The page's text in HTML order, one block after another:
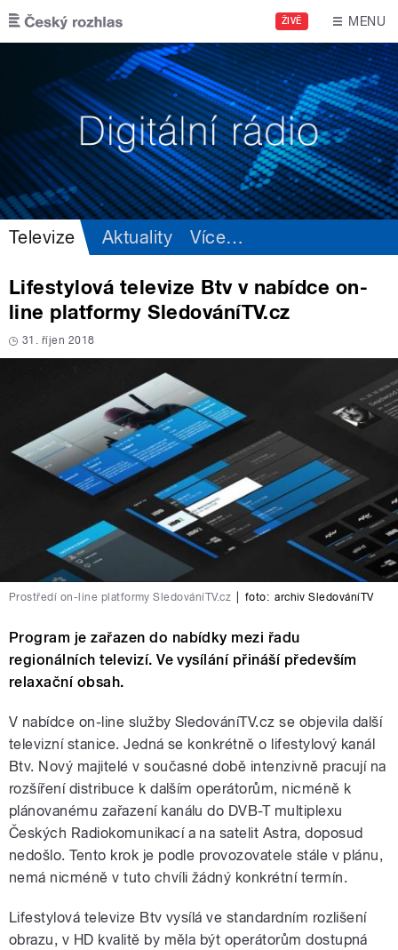
Přejít k hlavnímu obsahu
ŽIVĚ MENU
Televize Aktuality Více…
Lifestylová televize Btv v nabídce on-
line platformy SledováníTV.cz
31. říjen 2018
Prostředí on-line platformy SledováníTV.cz foto: archiv SledováníTV
Program je zařazen do nabídky mezi řadu
regionálních televizí. Ve vysílání přináší především
relaxační obsah.
V nabídce on-line služby SledováníTV.cz se objevila další
televizní stanice. Jedná se konkrétně o lifestylový kanál
Btv. Nový majitelé v současné době intenzivně pracují na
rozšíření distribuce k dalším operátorům, nicméně k
plánovanému zařazení kanálu do DVB-T multiplexu
Českých Radiokomunikací a na satelit Astra, doposud
nedošlo. Tento krok je podle provozovatele stále v plánu,
nemá nicméně v tuto chvíli žádný konkrétní termín.
Lifestylová televize Btv vysílá ve standardním rozlišení
obrazu, v HD kvalitě by měla být operátorům dostupná